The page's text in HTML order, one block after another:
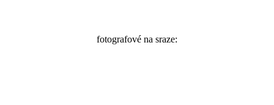
fotografové na sraze: